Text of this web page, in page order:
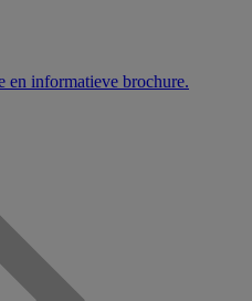
en informatieve brochure.